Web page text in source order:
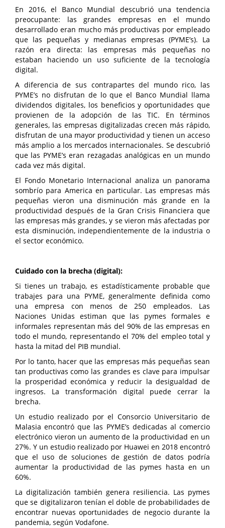
En 2016, el Banco Mundial descubrió una tendencia
preocupante: las grandes empresas en el mundo
desarrollado eran mucho más productivas por empleado
que las pequeñas y medianas empresas (PYME’s). La
razón era directa: las empresas más pequeñas no
estaban haciendo un uso suficiente de la tecnología
digital.
A diferencia de sus contrapartes del mundo rico, las
PYME’s no disfrutan de lo que el Banco Mundial llama
dividendos digitales, los beneficios y oportunidades que
provienen de la adopción de las TIC. En términos
generales, las empresas digitalizadas crecen más rápido,
disfrutan de una mayor productividad y tienen un acceso
más amplio a los mercados internacionales. Se descubrió
que las PYME’s eran rezagadas analógicas en un mundo
cada vez más digital.
El Fondo Monetario Internacional analiza un panorama
sombrío para America en particular. Las empresas más
pequeñas vieron una disminución más grande en la
productividad después de la Gran Crisis Financiera que
las empresas más grandes, y se vieron más afectadas por
esta disminución, independientemente de la industria o
el sector económico.
Cuidado con la brecha (digital):
Si tienes un trabajo, es estadísticamente probable que
trabajes para una PYME, generalmente definida como
una empresa con menos de 250 empleados. Las
Naciones Unidas estiman que las pymes formales e
informales representan más del 90% de las empresas en
todo el mundo, representando el 70% del empleo total y
hasta la mitad del PIB mundial.
Por lo tanto, hacer que las empresas más pequeñas sean
tan productivas como las grandes es clave para impulsar
la prosperidad económica y reducir la desigualdad de
ingresos. La transformación digital puede cerrar la
brecha.
Un estudio realizado por el Consorcio Universitario de
Malasia encontró que las PYME’s dedicadas al comercio
electrónico vieron un aumento de la productividad en un
27%. Y un estudio realizado por Huawei en 2018 encontró
que el uso de soluciones de gestión de datos podría
aumentar la productividad de las pymes hasta en un
60%.
La digitalización también genera resiliencia. Las pymes
que se digitalizaron tenían el doble de probabilidades de
encontrar nuevas oportunidades de negocio durante la
pandemia, según Vodafone.